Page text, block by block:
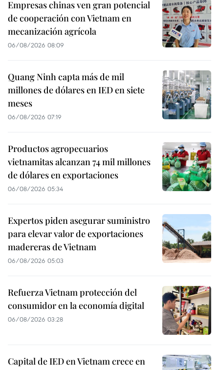
Empresas chinas ven gran potencial
de cooperación con Vietnam en
mecanización agrícola
06/08/2026 08:09
Quang Ninh capta más de mil
millones de dólares en IED en siete
meses
06/08/2026 07:19
Productos agropecuarios
vietnamitas alcanzan 74 mil millones
de dólares en exportaciones
06/08/2026 05:34
Expertos piden asegurar suministro
para elevar valor de exportaciones
madereras de Vietnam
06/08/2026 05:03
Refuerza Vietnam protección del
consumidor en la economía digital
06/08/2026 03:28
Capital de IED en Vietnam crece en